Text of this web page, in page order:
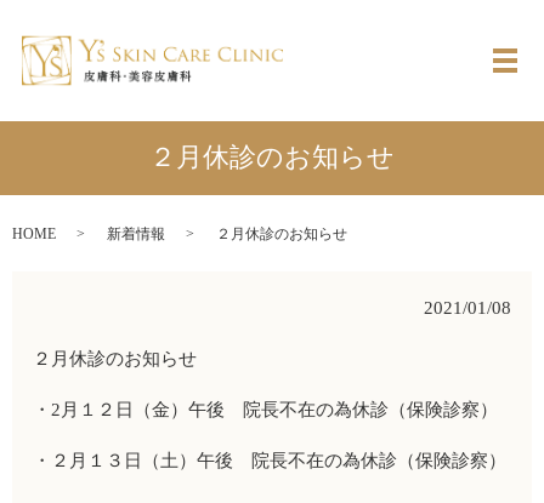
メ
２月休診のお知らせ
HOME 新着情報 ２月休診のお知らせ
2021/01/08
２月休診のお知らせ
・2月１２日（金）午後 院長不在の為休診（保険診察）
・２月１３日（土）午後 院長不在の為休診（保険診察）